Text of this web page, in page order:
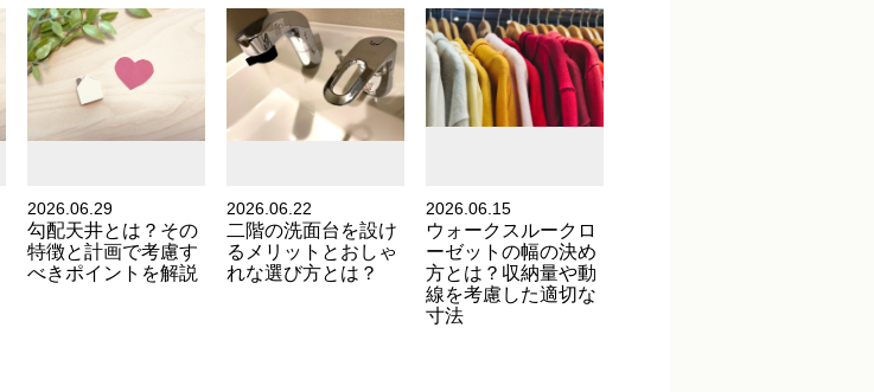
2026.06.29
勾配天井とは？その
特徴と計画で考慮す
べきポイントを解説
2026.06.22
二階の洗面台を設け
るメリットとおしゃ
れな選び方とは？
2026.06.15
ウォークスルークロ
ーゼットの幅の決め
方とは？収納量や動
線を考慮した適切な
寸法